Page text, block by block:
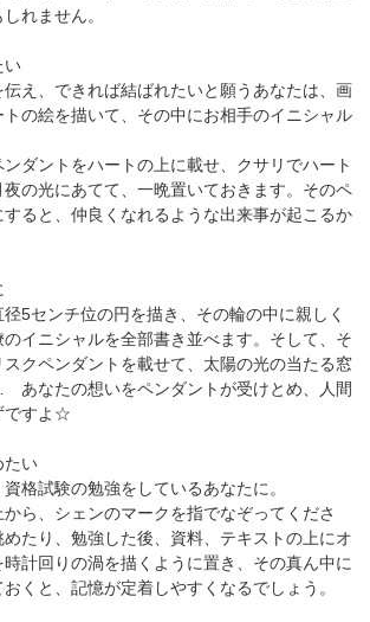
れません。
い
え、できれば結ばれたいと願うあなたは、画
トの絵を描いて、その中にお相手のイニシャル
ダントをハートの上に載せ、クサリでハート
の光にあてて、一晩置いておきます。そのペ
すると、仲良くなれるような出来事が起こるか
5センチ位の円を描き、その輪の中に親しく
イニシャルを全部書き並べます。そして、そ
クペンダントを載せて、太陽の光の当たる窓
あなたの想いをペンダントが受けとめ、人間
ですよ☆
い
格試験の勉強をしているあなたに。
ら、シェンのマークを指でなぞってくださ
たり、勉強した後、資料、テキストの上にオ
計回りの渦を描くように置き、その真ん中に
くと、記憶が定着しやすくなるでしょう。